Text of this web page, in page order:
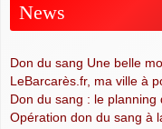
News
Don du sang Une belle
LeBarcarès.fr, ma ville à
Don du sang : le
Opération don du sang à